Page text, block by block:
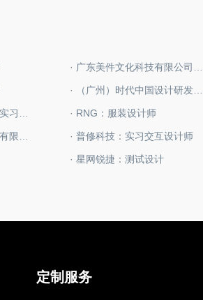
· RNG：服装设计师
· 普修科技：实习交互设计师
· 星网锐捷：测试设计
定制服务